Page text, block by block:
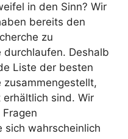
in den Sinn? Wir
bereits den
zu
Deshalb
Liste der besten
sind. Wir
sich wahrscheinlich